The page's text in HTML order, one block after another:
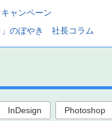
ャンペーン
」のぼやき 社長コラム
InDesign Photoshop